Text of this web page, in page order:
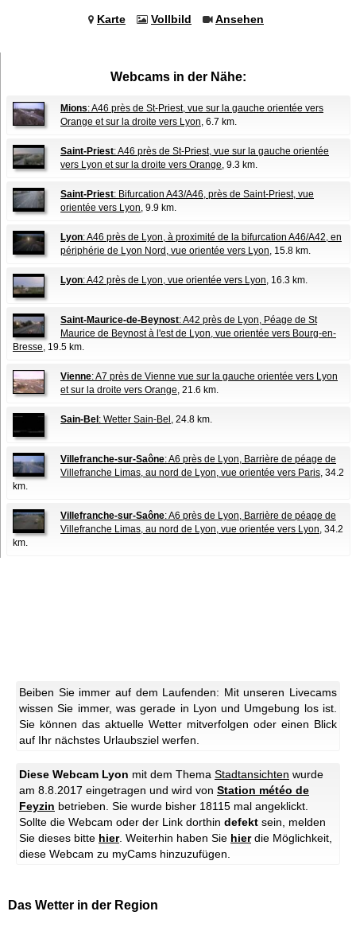
Karte Vollbild Ansehen
Webcams in der Nähe:
Mions: A46 près de St-Priest, vue sur la gauche orientée vers
Orange et sur la droite vers Lyon, 6.7 km.
Saint-Priest: A46 près de St-Priest, vue sur la gauche orientée
vers Lyon et sur la droite vers Orange, 9.3 km.
Saint-Priest: Bifurcation A43/A46, près de Saint-Priest, vue
orientée vers Lyon, 9.9 km.
Lyon: A46 près de Lyon, à proximité de la bifurcation A46/A42, en
périphérie de Lyon Nord, vue orientée vers Lyon, 15.8 km.
Lyon: A42 près de Lyon, vue orientée vers Lyon, 16.3 km.
Saint-Maurice-de-Beynost: A42 près de Lyon, Péage de St
Maurice de Beynost à l'est de Lyon, vue orientée vers Bourg-en-
Bresse, 19.5 km.
Vienne: A7 près de Vienne vue sur la gauche orientée vers Lyon
et sur la droite vers Orange, 21.6 km.
Sain-Bel : Wetter Sain-Bel , 24.8 km.
Villefranche-sur-Saône: A6 près de Lyon, Barrière de péage de
Villefranche Limas, au nord de Lyon, vue orientée vers Paris, 34.2
km.
Villefranche-sur-Saône: A6 près de Lyon, Barrière de péage de
Villefranche Limas, au nord de Lyon, vue orientée vers Lyon, 34.2
km.
Beiben Sie immer auf dem Laufenden: Mit unseren Livecams
wissen Sie immer, was gerade in Lyon und Umgebung los ist.
Sie können das aktuelle Wetter mitverfolgen oder einen Blick
auf Ihr nächstes Urlaubsziel werfen.
Diese Webcam Lyon mit dem Thema Stadtansichten wurde
am 8.8.2017 eingetragen und wird von Station météo de
Feyzin betrieben. Sie wurde bisher 18115 mal angeklickt.
Sollte die Webcam oder der Link dorthin defekt sein, melden
Sie dieses bitte hier. Weiterhin haben Sie hierdie Möglichkeit,
diese Webcam zu myCams hinzuzufügen.
Das Wetter in der Region